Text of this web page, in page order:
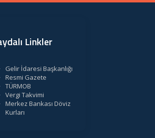
Linkler
Gelir İdaresi Başkanlığı
Resmi Gazete
TÜRMOB
Vergi Takvimi
Merkez Bankası Döviz
Kurları